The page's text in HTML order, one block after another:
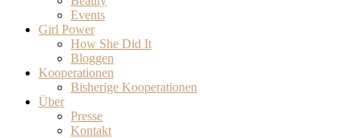
Events
Girl Power
How She Did It
Bloggen
Kooperationen
Bisherige Kooperationen
Über
Presse
Kontakt